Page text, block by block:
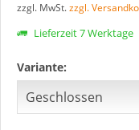
zzgl. MwSt.zzgl.
Lieferzeit 7 Werktage
Variante: